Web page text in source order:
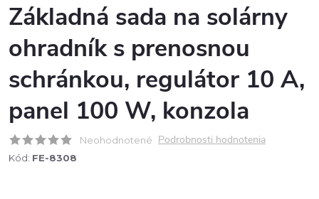
Základná sada na solárny
ohradník s prenosnou
schránkou, regulátor 10 A,
panel 100 W, konzola
Neohodnotené Podrobnosti hodnotenia
Kód: FE-8308